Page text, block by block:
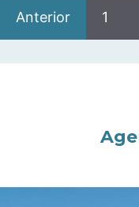
Anterior 1